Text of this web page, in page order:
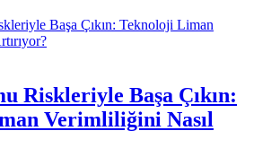
Riskleriyle Başa Çıkın:
Verimliliğini Nasıl